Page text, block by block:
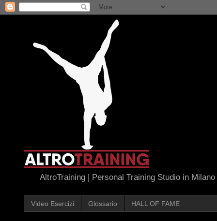
AltroTraining | Personal Training Studio in Milano
Video Esercizi Glossario HALL OF FAME